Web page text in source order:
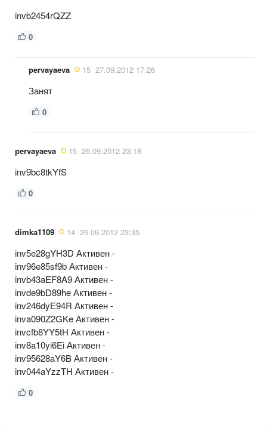
invb2454rQZZ
0
pervayaeva 15 27.09.2012 17:26
Занят
0
pervayaeva 15 26.09.2012 23:18
inv9bc8tkYfS
0
dimka1109 14 26.09.2012 23:35
inv5e28gYH3D Активен -
inv96e85sf9b Активен -
invb43aEF8A9 Активен -
invde9bD89he Активен -
inv246dyE94R Активен -
inva090Z2GKe Активен -
invcfb8YY5tH Активен -
inv8a10yi6Ei Активен -
inv95628aY6B Активен -
inv044aYzzTH Активен -
0